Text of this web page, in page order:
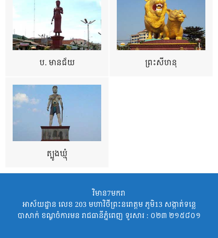
ប. មានជ័យ ព្រះសីហនុ
ត្បូងឃ្មុំ
វិមាន7មករា
អាស័យដ្ឋាន លេខ 203 មហាវិថីព្រះនរោត្តម ភូមិ13 សង្កាត់ទន្លេ
បាសាក់ ខណ្ឌចំការមន រាជធានីភ្នំពេញ ទូរសារ : ០២៣ ២១៥៨០១